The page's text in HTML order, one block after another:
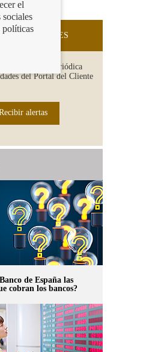
A NOVEDADES
de forma periódica
del Portal del Cliente
alertas
de España las
cobran los bancos?
el
políticas